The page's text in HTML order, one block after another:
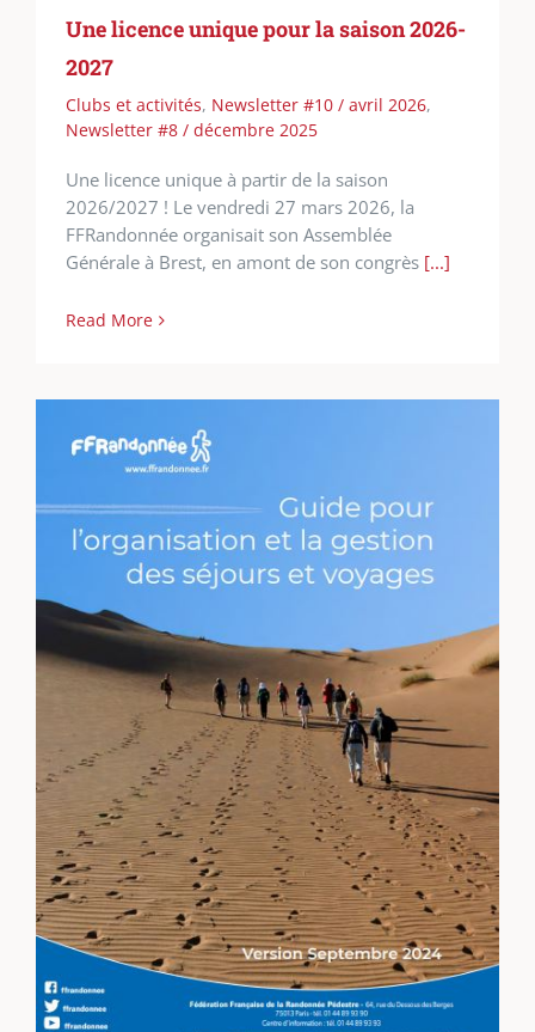
Une licence unique pour la saison 2026-
2027
Clubs et activités, Newsletter #10 / avril 2026,
Newsletter #8 / décembre 2025
Une licence unique à partir de la saison
2026/2027 ! Le vendredi 27 mars 2026, la
FFRandonnée organisait son Assemblée
Générale à Brest, en amont de son congrès [...]
Read More